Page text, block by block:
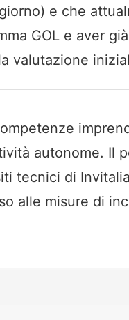
e che
GOL e aver
valutazione
autonome. Il
tecnici di
alle misure di